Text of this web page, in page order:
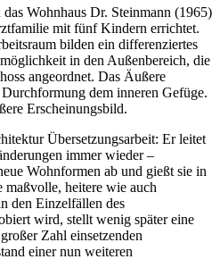
Wohnhaus Dr. Steinmann (1965)
mit fünf Kindern errichtet.
bilden ein differenziertes
in den Außenbereich, die
angeordnet. Das Äußere
dem inneren Gefüge.
Erscheinungsbild.
Übersetzungsarbeit: Er leitet
immer wieder –
Wohnformen ab und gießt sie in
maßvolle, heitere wie auch
den Einzelfällen des
wird, stellt wenig später eine
Zahl einsetzenden
einer nun weiteren